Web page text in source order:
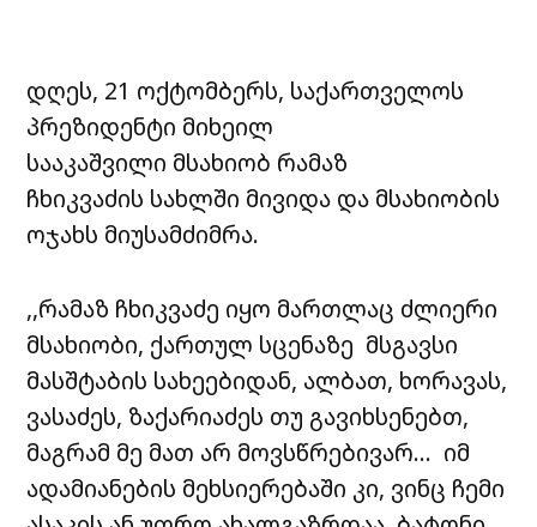
დღეს, 21 ოქტომბერს, საქართველოს
პრეზიდენტი მიხეილ
სააკაშვილი მსახიობ რამაზ
ჩხიკვაძის სახლში მივიდა და მსახიობის
ოჯახს მიუსამძიმრა.
,,რამაზ ჩხიკვაძე იყო მართლაც ძლიერი
მსახიობი, ქართულ სცენაზე მსგავსი
მასშტაბის სახეებიდან, ალბათ, ხორავას,
ვასაძეს, ზაქარიაძეს თუ გავიხსენებთ,
მაგრამ მე მათ არ მოვსწრებივარ… იმ
ადამიანების მეხსიერებაში კი, ვინც ჩემი